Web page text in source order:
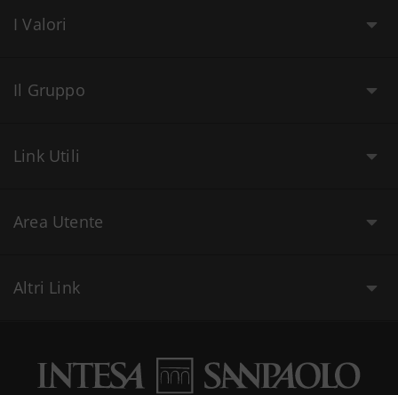
I Valori
Il Gruppo
Link Utili
Area Utente
Altri Link